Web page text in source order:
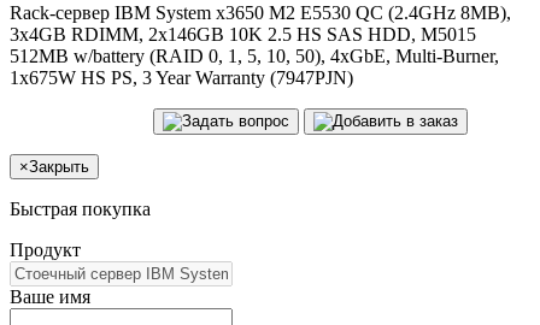
Rack-сервер IBM System x3650 M2 E5530 QC (2.4GHz 8MB),
3x4GB RDIMM, 2x146GB 10K 2.5 HS SAS HDD, M5015
512MB w/battery (RAID 0, 1, 5, 10, 50), 4xGbE, Multi-Burner,
1x675W HS PS, 3 Year Warranty (7947PJN)
×Закрыть
Быстрая покупка
Продукт
Ваше имя